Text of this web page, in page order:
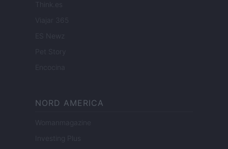
Think.es
Viajar 365
ES Newz
Encocina
NORD AMERICA
Womanmagazine
Investing Plus